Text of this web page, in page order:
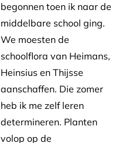
begonnen toen ik naar de
middelbare school ging.
We moesten de
schoolflora van Heimans,
Heinsius en Thijsse
aanschaffen. Die zomer
heb ik me zelf leren
determineren. Planten
volop op de